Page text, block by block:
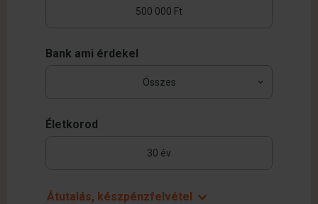
Bank ami érdekel
Életkorod
Átutalás, készpénzfelvétel